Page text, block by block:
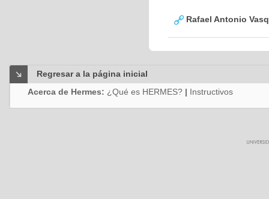
Rafael Antonio
Regresar a la página inicial
Acerca de Hermes: ¿Qué es HERMES? | Instructivos